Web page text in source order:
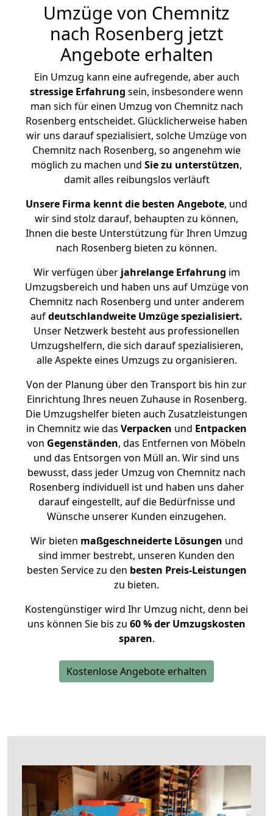
Umzüge von Chemnitz
nach Rosenberg jetzt
Angebote erhalten
Ein Umzug kann eine aufregende, aber auch
stressige Erfahrung sein, insbesondere wenn
man sich für einen Umzug von Chemnitz nach
Rosenberg entscheidet. Glücklicherweise haben
wir uns darauf spezialisiert, solche Umzüge von
Chemnitz nach Rosenberg, so angenehm wie
möglich zu machen und Sie zu unterstützen,
damit alles reibungslos verläuft
Unsere Firma kennt die besten Angebote, und
wir sind stolz darauf, behaupten zu können,
Ihnen die beste Unterstützung für Ihren Umzug
nach Rosenberg bieten zu können.
Wir verfügen überjahrelange Erfahrung im
Umzugsbereich und haben uns auf Umzüge von
Chemnitz nach Rosenberg und unter anderem
aufdeutschlandweite Umzüge spezialisiert.
Unser Netzwerk besteht aus professionellen
Umzugshelfern, die sich darauf spezialisieren,
alle Aspekte eines Umzugs zu organisieren.
Von der Planung über den Transport bis hin zur
Einrichtung Ihres neuen Zuhause in Rosenberg.
Die Umzugshelfer bieten auch Zusatzleistungen
in Chemnitz wie das Verpacken und Entpacken
von Gegenständen, das Entfernen von Möbeln
und das Entsorgen von Müll an. Wir sind uns
bewusst, dass jeder Umzug von Chemnitz nach
Rosenberg individuell ist und haben uns daher
darauf eingestellt, auf die Bedürfnisse und
Wünsche unserer Kunden einzugehen.
Wir bieten maßgeschneiderte Lösungen und
sind immer bestrebt, unseren Kunden den
besten Service zu den besten Preis-Leistungen
zu bieten.
Kostengünstiger wird Ihr Umzug nicht, denn bei
uns können Sie bis zu 60 % der Umzugskosten
sparen.
Kostenlose Angebote erhalten